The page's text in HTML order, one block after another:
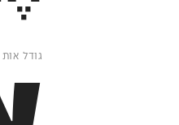
גודל אות 182pt | גובה שורה 128pt | משקל בולד